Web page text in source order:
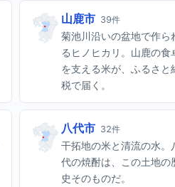
山鹿市 39件
菊池川沿いの盆地で作ら
るヒノヒカリ。山鹿の食
を支える米が、ふるさと
税で届く。
八代市 32件
干拓地の米と清流の水。
代の焼酎は、この土地の
史そのものだ。